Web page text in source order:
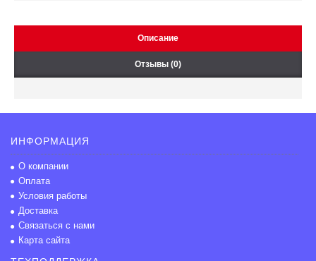
Описание
Отзывы (0)
ИНФОРМАЦИЯ
О компании
Оплата
Условия работы
Доставка
Связаться с нами
Карта сайта